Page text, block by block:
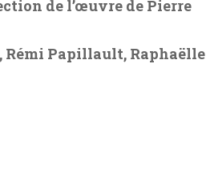
de l’œuvre de Pierre
Rémi Papillault, Raphaëlle